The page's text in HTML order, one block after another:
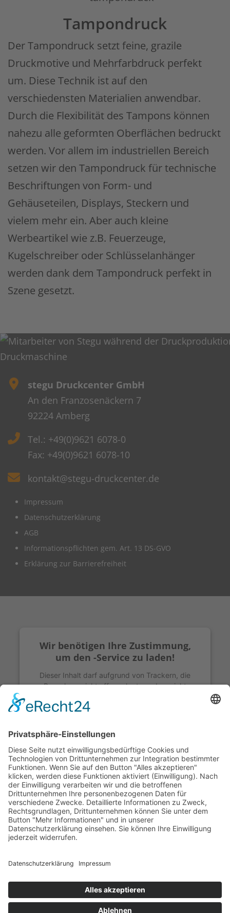
Tampondruck
Der Tampondruck setzt feine, grazile
Druckmotive und Mehrfarbdruck perfekt
um. Diese Technik ist auf den
verschiedensten Materialien anwendbar.
Durch die Flexibilität des Tampons können
nahezu alle geformten Oberflächen bedruckt
werden. Vor allem im industriellen Bereich
setzen wir den Tampondruck für technische
Beschriftungen von Form- und
Gehäuseteilen, Displays, Steckern und
vielem mehr ein. Aber auch kleine
Werbeartikel wie z.B. Feuerzeuge,
Kugelschreiber oder Schlüsselanhänger
werden dank dem Tampondruck perfekt in
Szene gesetzt.
stegu Druckcenter GmbH
An den Franzosenäckern 7
92224 Amberg
Tel.: +49(0)9621 6078-0
Fax: +49(0)9621 6078-10
kontakt@stegu-druckcenter.de
Impressum
Datenschutzerklärung
AGB
Informationspflichten gem. Art. 13 DS-GVO
Erklärung zur Barrierefreiheit
Wir benötigen Ihre Zustimmung,
um den -Service zu laden!
Dieser Inhalt darf aufgrund von Trackern, die
Besuchern nicht offengelegt werden, nicht
diese mit seinem CMP einrichten, um diesen
powered byUsercentrics Consent Management
Platform&eRecht24
© 2026 stegu Druckcenter GmbH. made by